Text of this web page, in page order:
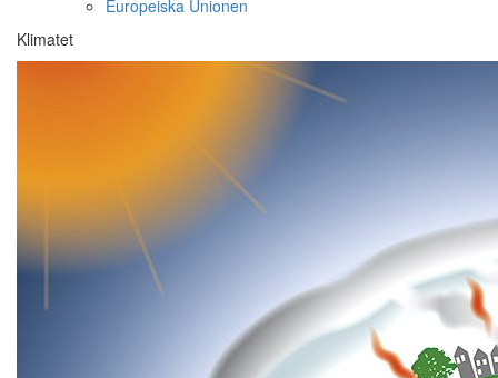
Europeiska Unionen
Klimatet